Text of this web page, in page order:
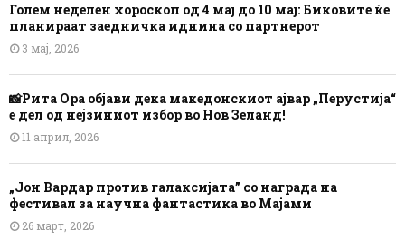
Голем неделен хороскоп од 4 мај до 10 мај: Биковите ќе
планираат заедничка иднина со партнерот
3 мај, 2026
📸Рита Ора објави дека македонскиот ајвар „Перустија“
е дел од нејзиниот избор во Нов Зеланд!
11 април, 2026
„Јон Вардар против галаксијата” со награда на
фестивал за научна фантастика во Мајами
26 март, 2026